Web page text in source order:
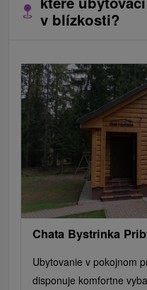
v blízkosti?
Chata Bystrinka
Ubytovanie v pokojnom
disponuje komfortne